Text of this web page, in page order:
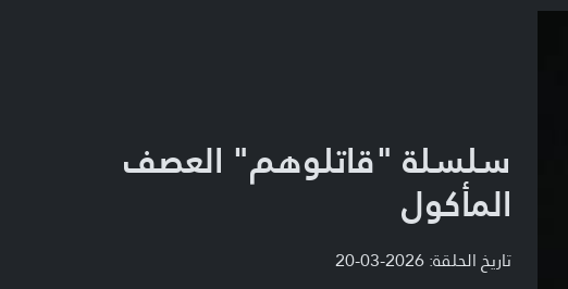
سلسلة "قاتلوهم" العصف
المأكول
تاريخ الحلقة: 2026-03-20